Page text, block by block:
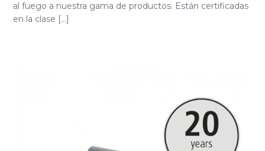
al fuego a nuestra gama de productos. Están certificadas
en la clase [...]